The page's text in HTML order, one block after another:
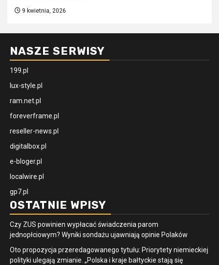
9 kwietnia, 2026
NASZE SERWISY
199.pl
lux-style.pl
ram.net.pl
foreverframe.pl
reseller-news.pl
digitalbox.pl
e-bloger.pl
localwire.pl
gp7.pl
OSTATNIE WPISY
Czy ZUS powinien wypłacać świadczenia parom
jednopłciowym? Wyniki sondażu ujawniają opinie Polaków
Oto propozycja przeredagowanego tytułu: Priorytety niemieckiej
polityki ulegają zmianie. „Polska i kraje bałtyckie stają się